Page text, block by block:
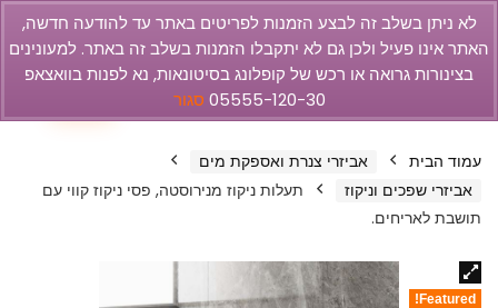
0
עמוד הבית
אביזרי צנרת ואספקת מים
אביזרי שפכים וניקוז
תעלות ניקוז מנירוסטה, פסי ניקוז קווי עם
תושבת לאריחים.
Featured!
לא ניתן בשלב זה לבצע הזמנות לפריטים באתר עד להודעה חדשה,
האתר אינו פעיל ולכן גם לא יתקבלו הזמנות בשלב זה באתר. למעונינים
בצינורות גרואה או רכש של קופלונג בסיטונאות, נא לפנות בוואצאפ
05555-120-30 סגור